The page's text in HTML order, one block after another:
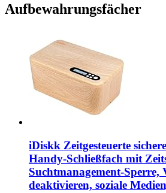
Aufbewahrungsfächer
iDiskk Zeitgesteuerte
Handy-Schließfach mit
Suchtmanagement-Sperre,
deaktivieren, soziale